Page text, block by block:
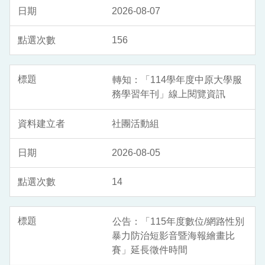
2026-08-07
156
轉知：「114學年度中原大學服
務學習年刊」線上閱覽資訊
社團活動組
2026-08-05
14
公告：「115年度數位/網路性別
暴力防治短影音暨海報繪畫比
賽」延長徵件時間